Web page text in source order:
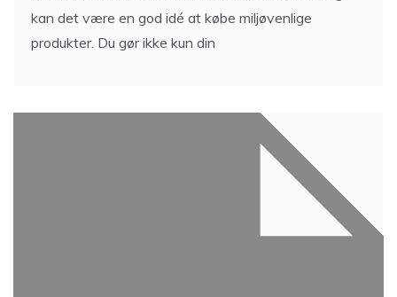
kan det være en god idé at købe miljøvenlige
produkter. Du gør ikke kun din